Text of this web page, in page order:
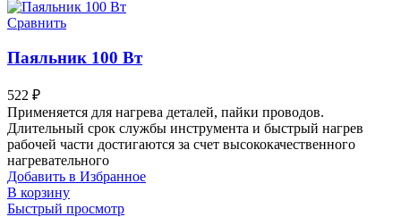
Сравнить
Паяльник 100 Вт
522 ₽
Применяется для нагрева деталей, пайки проводов.
Длительный срок службы инструмента и быстрый нагрев
рабочей части достигаются за счет высококачественного
нагревательного
Добавить в Избранное
В корзину
Быстрый просмотр